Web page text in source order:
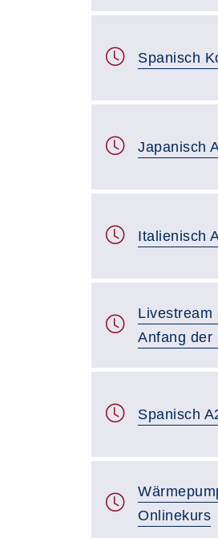
Spanisch
Japanisch
Italienisch
Livestream
Anfang der
Spanisch
Onlinekurs